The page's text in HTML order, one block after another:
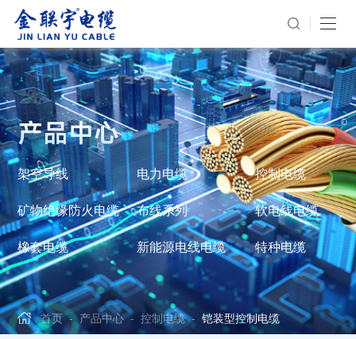
产品中心
架空导线 电力电缆 控制电缆
矿物绝缘防火电缆 布线系列 软电线电缆
橡套电缆 新能源电线电缆 特种电缆
首页-产品中心-控制电缆-铠装型控制电缆